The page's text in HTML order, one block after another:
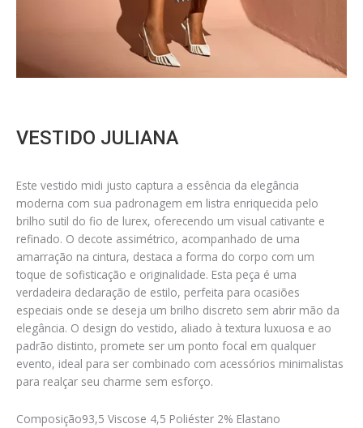
VESTIDO JULIANA
Este vestido midi justo captura a essência da elegância
moderna com sua padronagem em listra enriquecida pelo
brilho sutil do fio de lurex, oferecendo um visual cativante e
refinado. O decote assimétrico, acompanhado de uma
amarração na cintura, destaca a forma do corpo com um
toque de sofisticação e originalidade. Esta peça é uma
verdadeira declaração de estilo, perfeita para ocasiões
especiais onde se deseja um brilho discreto sem abrir mão da
elegância. O design do vestido, aliado à textura luxuosa e ao
padrão distinto, promete ser um ponto focal em qualquer
evento, ideal para ser combinado com acessórios minimalistas
para realçar seu charme sem esforço.
Composição93,5 Viscose 4,5 Poliéster 2% Elastano